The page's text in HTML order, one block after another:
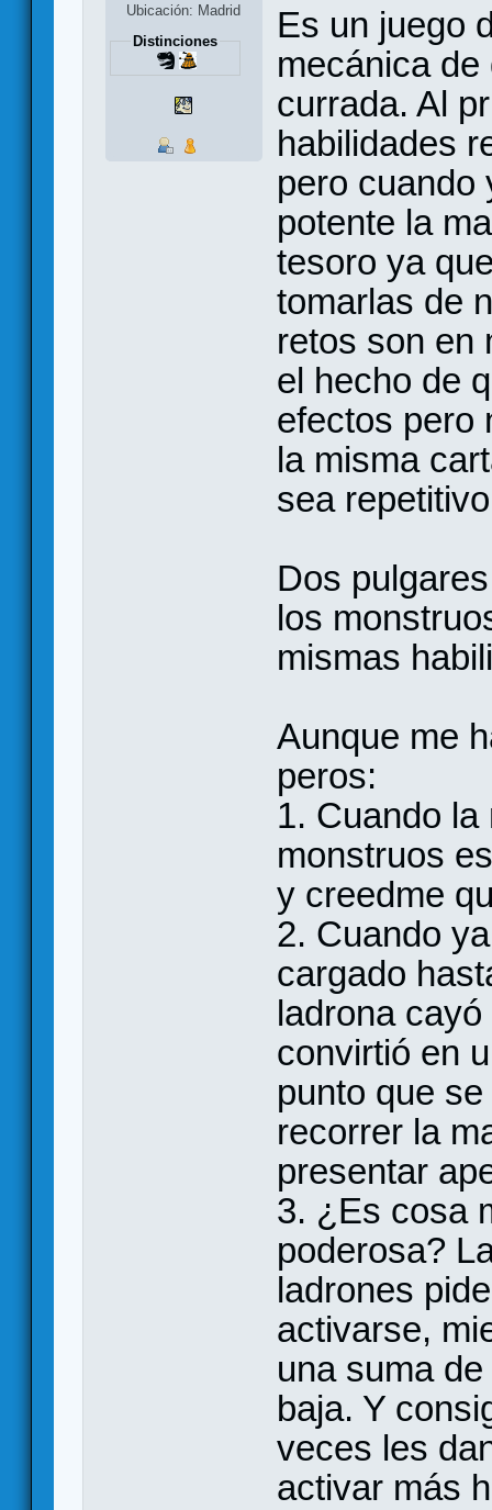
Ubicación: Madrid
Distinciones
Es un juego
mecánica
currada. Al
habilidades
pero cuando
potente la
tesoro ya
tomarlas de
retos son en
el hecho de
efectos pero
la misma
sea
Dos
los
mismas
Aunque me
peros:
1. Cuando
monstruos
y creedme
2. Cuando
cargado
ladrona
convirtió en
punto que
recorrer la
presentar
3. ¿Es cosa
poderosa?
ladrones
activarse,
una suma
baja. Y
veces les
activar más